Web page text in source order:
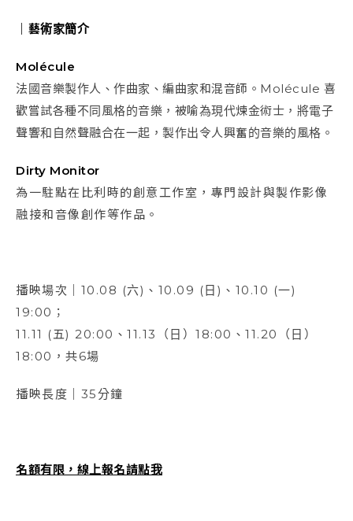
｜藝術家簡介
Molécule
法國音樂製作人、作曲家、編曲家和混音師。Molécule 喜
歡嘗試各種不同風格的音樂，被喻為現代煉金術士，將電子
聲響和自然聲融合在一起，製作出令人興奮的音樂的風格。
Dirty Monitor
為一駐點在比利時的創意工作室，專門設計與製作影像
融接和音像創作等作品。
播映場次｜10.08 (六)、10.09 (日)、10.10 (一)
19:00；
11.11 (五) 20:00、11.13（日）18:00、11.20（日）
18:00，共6場
播映長度｜35分鐘
名額有限，線上報名請點我